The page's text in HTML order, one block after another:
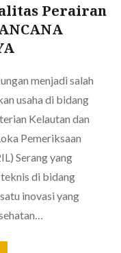
Perairan
menjadi salah
usaha di bidang
Kelautan dan
Pemeriksaan
Serang yang
di bidang
inovasi yang